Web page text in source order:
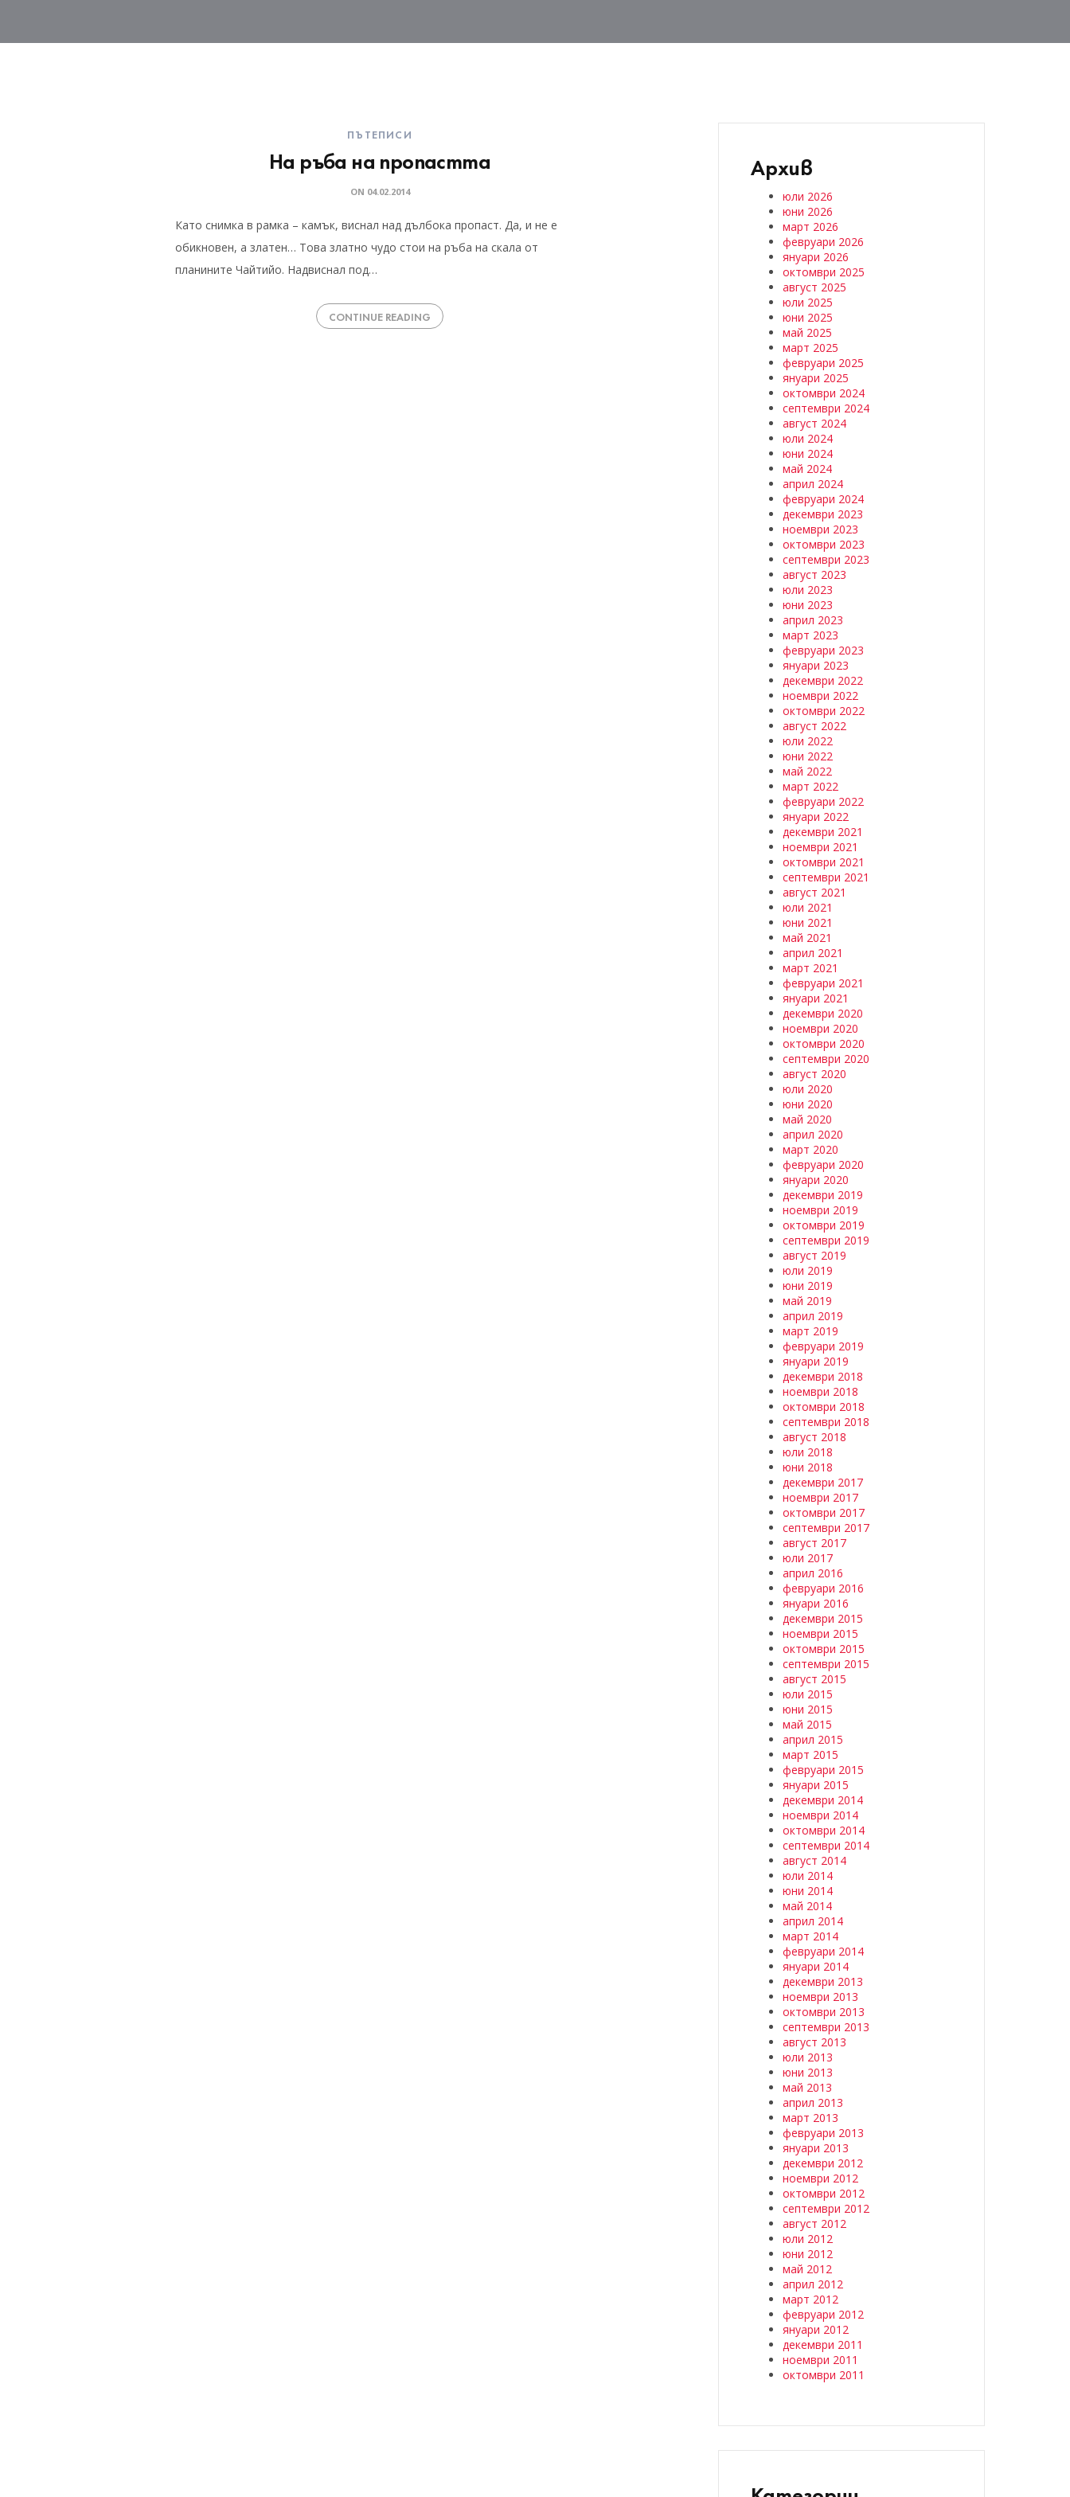
ПЪТЕПИСИ
На ръба на пропастта
ON 04.02.2014
Като снимка в рамка – камък, виснал над дълбока пропаст. Да, и не е
обикновен, а златен… Това златно чудо стои на ръба на скала от
планините Чайтийо. Надвиснал под…
CONTINUE READING
Архив
юли 2026
юни 2026
март 2026
февруари 2026
януари 2026
октомври 2025
август 2025
юли 2025
юни 2025
май 2025
март 2025
февруари 2025
януари 2025
октомври 2024
септември 2024
август 2024
юли 2024
юни 2024
май 2024
април 2024
февруари 2024
декември 2023
ноември 2023
октомври 2023
септември 2023
август 2023
юли 2023
юни 2023
април 2023
март 2023
февруари 2023
януари 2023
декември 2022
ноември 2022
октомври 2022
август 2022
юли 2022
юни 2022
май 2022
март 2022
февруари 2022
януари 2022
декември 2021
ноември 2021
октомври 2021
септември 2021
август 2021
юли 2021
юни 2021
май 2021
април 2021
март 2021
февруари 2021
януари 2021
декември 2020
ноември 2020
октомври 2020
септември 2020
август 2020
юли 2020
юни 2020
май 2020
април 2020
март 2020
февруари 2020
януари 2020
декември 2019
ноември 2019
октомври 2019
септември 2019
август 2019
юли 2019
юни 2019
май 2019
април 2019
март 2019
февруари 2019
януари 2019
декември 2018
ноември 2018
октомври 2018
септември 2018
август 2018
юли 2018
юни 2018
декември 2017
ноември 2017
октомври 2017
септември 2017
август 2017
юли 2017
април 2016
февруари 2016
януари 2016
декември 2015
ноември 2015
октомври 2015
септември 2015
август 2015
юли 2015
юни 2015
май 2015
април 2015
март 2015
февруари 2015
януари 2015
декември 2014
ноември 2014
октомври 2014
септември 2014
август 2014
юли 2014
юни 2014
май 2014
април 2014
март 2014
февруари 2014
януари 2014
декември 2013
ноември 2013
октомври 2013
септември 2013
август 2013
юли 2013
юни 2013
май 2013
април 2013
март 2013
февруари 2013
януари 2013
декември 2012
ноември 2012
октомври 2012
септември 2012
август 2012
юли 2012
юни 2012
май 2012
април 2012
март 2012
февруари 2012
януари 2012
декември 2011
ноември 2011
октомври 2011